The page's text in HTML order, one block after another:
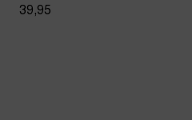
39,95